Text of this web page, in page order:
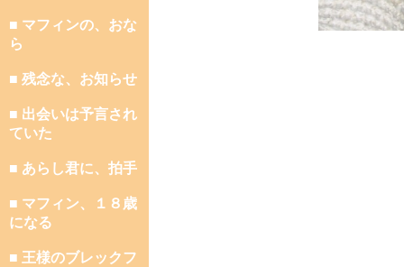
■ マフィンの、おな
ら
■ 残念な、お知らせ
■ 出会いは予言され
ていた
■ あらし君に、拍手
■ マフィン、１８歳
になる
■ 王様のブレックフ